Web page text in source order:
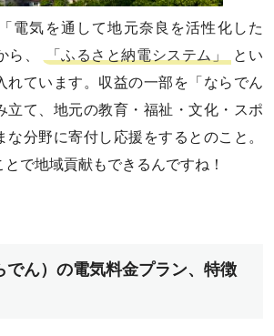
電気を通して地元奈良を活性化した
ら、
「ふるさと納電システム」
とい
れています。収益の一部を「ならでん
立て、地元の教育・福祉・文化・スポ
な分野に寄付し応援をするとのこと。
で地域貢献もできるんですね！
でん）の電気料金プラン、特徴